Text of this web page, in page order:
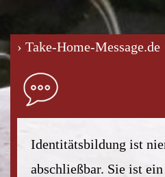
› Take-Home-Message.de
Identitätsbildung ist
abschließbar. Sie ist